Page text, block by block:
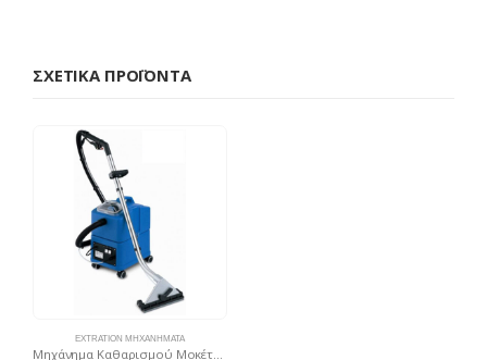
ΣΧΕΤΙΚΆ ΠΡΟΪΌΝΤΑ
EXTRATION ΜΗΧΑΝΉΜΑΤΑ
Μηχάνημα Καθαρισμού Μοκέτας / Sabrina